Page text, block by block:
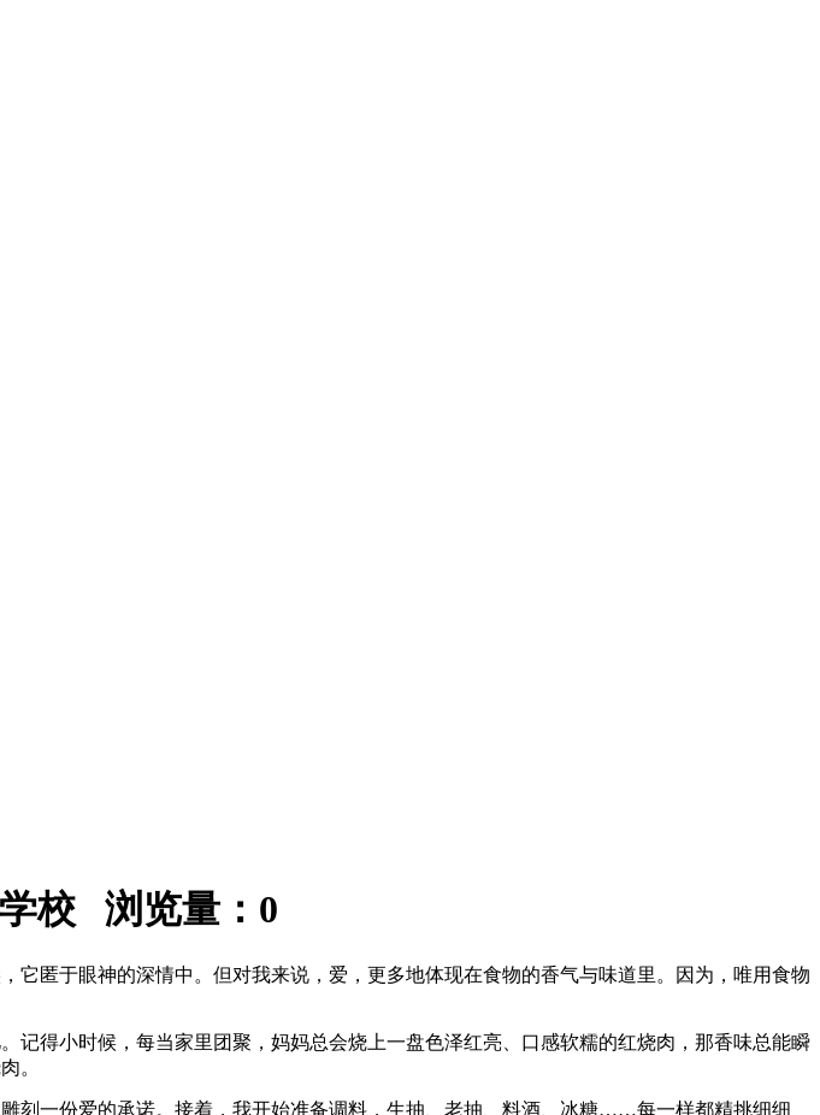
校 浏览量： 0
匿于眼神的深情中。但对我来说，爱，更多地体现在食物的香气与味道里。因为，唯用食物
得小时候，每当家里团聚，妈妈总会烧上一盘色泽红亮、口感软糯的红烧肉，那香味总能瞬
。
刻一份爱的承诺。接着，我开始准备调料，生抽、老抽、料酒、冰糖……每一样都精挑细细